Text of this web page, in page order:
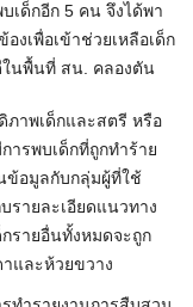
เด็กอีก 5 คน จึงได้พา
งเพื่อเข้าช่วยเหลือเด็ก
นพื้นที่ สน. คลองตัน
ภาพเด็กและสตรี หรือ
ารพบเด็กที่ถูกทำร้าย
ข้อมูลกับกลุ่มผู้ที่ใช้
รายละเอียดแนวทาง
รายอื่นทั้งหมดจะถูก
และห้วยขวาง